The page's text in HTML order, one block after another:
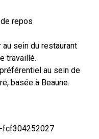
repos
sein du restaurant
travaillé.
au sein de
basée à Beaune.
fcf304252027